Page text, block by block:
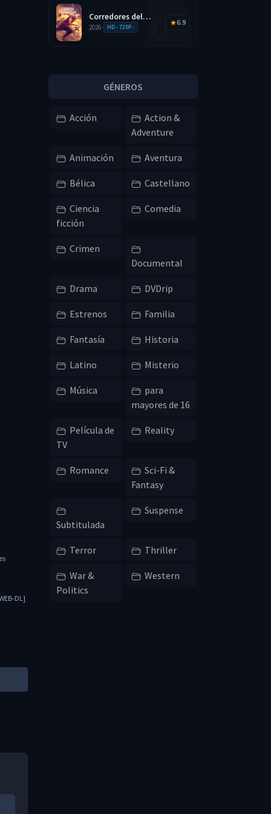
DL]
Corredores del
Juego 2026 HD
720p Latino
2026• HD - 720P -
6.9
GÉNEROS
Acción
Action &
Adventure
Animación Aventura
Bélica Castellano
Ciencia
ficción
Comedia
Crimen
Documental
Drama DVDrip
Estrenos Familia
Fantasía Historia
Latino Misterio
Música
para
mayores de 16
Película de
TV
Reality
Romance
Sci-Fi &
Fantasy
Subtitulada
Suspense
Terror Thriller
War &
Politics
Western